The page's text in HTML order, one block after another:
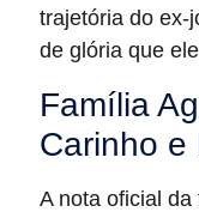
trajetória do ex-
de glória que
Família
Carinho e
A nota oficial